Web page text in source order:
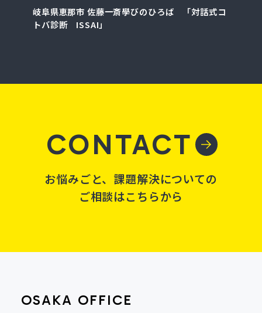
岐阜県恵那市 佐藤一斎學びのひろば 「対話式コ
トバ診断 ISSAI」
CONTACT
お悩みごと、課題解決についての
ご相談はこちらから
OSAKA OFFICE